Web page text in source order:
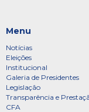
Menu
Notícias
Eleições
Institucional
Galeria de Presidentes
Legislação
Transparência e
CFA